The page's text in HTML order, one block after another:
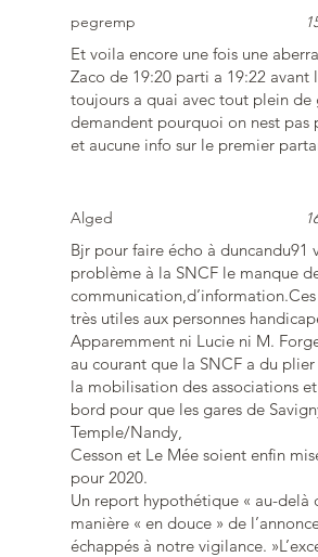
pegremp
Et voila encore une fois une
Zaco de 19:20 parti a 19:22 avant
toujours a quai avec tout plein de
demandent pourquoi on nest pas
et aucune info sur le premier
Alged
Bjr pour faire écho à duncandu91
problème à la SNCF le manque
communication,d’information.Ces
très utiles aux personnes
Apparemment ni Lucie ni M.
au courant que la SNCF a du plier
la mobilisation des associations
bord pour que les gares de
Temple/Nandy,
Cesson et Le Mée soient enfin
pour 2020.
Un report hypothétique « au-delà
manière « en douce » de
échappés à notre vigilance.